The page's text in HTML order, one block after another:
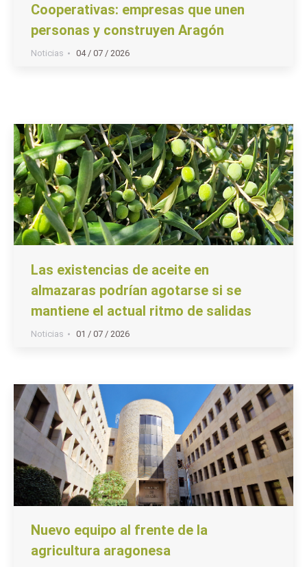
Cooperativas: empresas que unen
personas y construyen Aragón
Noticias 04 / 07 / 2026
Las existencias de aceite en
almazaras podrían agotarse si se
mantiene el actual ritmo de salidas
Noticias 01 / 07 / 2026
Nuevo equipo al frente de la
agricultura aragonesa